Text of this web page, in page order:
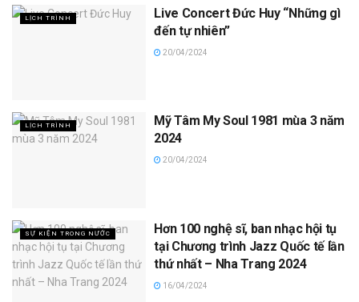
LỊCH TRÌNH
Live Concert Đức Huy “Những gì
đến tự nhiên”
20/04/2024
LỊCH TRÌNH
Mỹ Tâm My Soul 1981 mùa 3 năm
2024
20/04/2024
SỰ KIỆN TRONG NƯỚC
Hơn 100 nghệ sĩ, ban nhạc hội tụ
tại Chương trình Jazz Quốc tế lần
thứ nhất – Nha Trang 2024
16/04/2024